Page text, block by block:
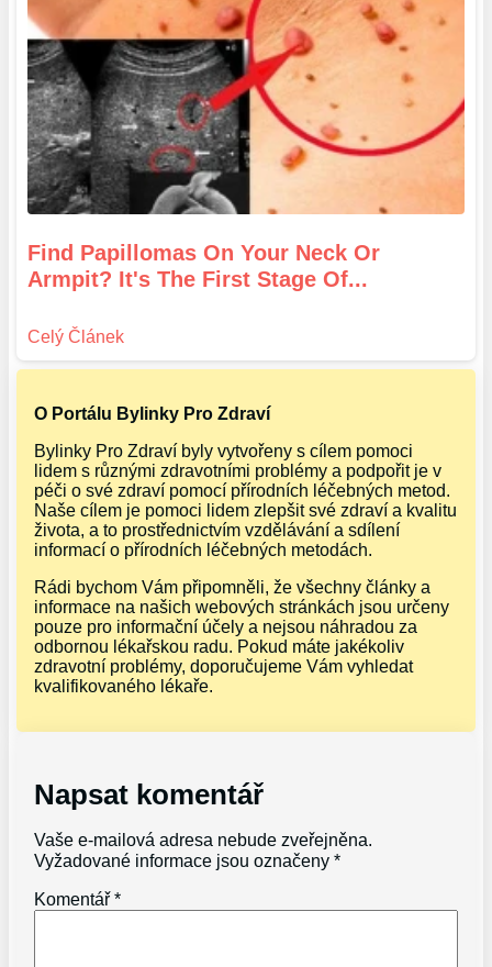
Find Papillomas On Your Neck Or
Armpit? It's The First Stage Of...
O Portálu Bylinky Pro Zdraví
Bylinky Pro Zdraví byly vytvořeny s cílem pomoci
lidem s různými zdravotními problémy a podpořit je v
péči o své zdraví pomocí přírodních léčebných metod.
Naše cílem je pomoci lidem zlepšit své zdraví a kvalitu
života, a to prostřednictvím vzdělávání a sdílení
informací o přírodních léčebných metodách.
Rádi bychom Vám připomněli, že všechny články a
informace na našich webových stránkách jsou určeny
pouze pro informační účely a nejsou náhradou za
odbornou lékařskou radu. Pokud máte jakékoliv
zdravotní problémy, doporučujeme Vám vyhledat
kvalifikovaného lékaře.
Napsat komentář
Vaše e-mailová adresa nebude zveřejněna.
Vyžadované informace jsou označeny*
Komentář*